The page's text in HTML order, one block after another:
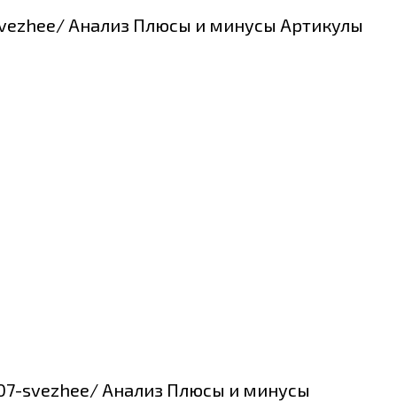
Анализ Плюсы и минусы Артикулы
svezhee/ Анализ Плюсы и минусы